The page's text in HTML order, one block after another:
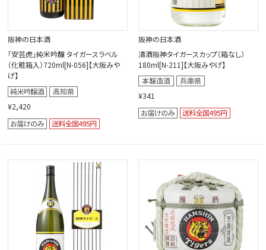
阪神の日本酒
「安芸虎」純米吟醸 タイガースラベル
（化粧箱入）720ml[N-056]【大阪みや
げ】
¥2,420
阪神の日本酒
清酒阪神タイガースカップ（箱なし）
180ml[N-211]【大阪みやげ】
¥341